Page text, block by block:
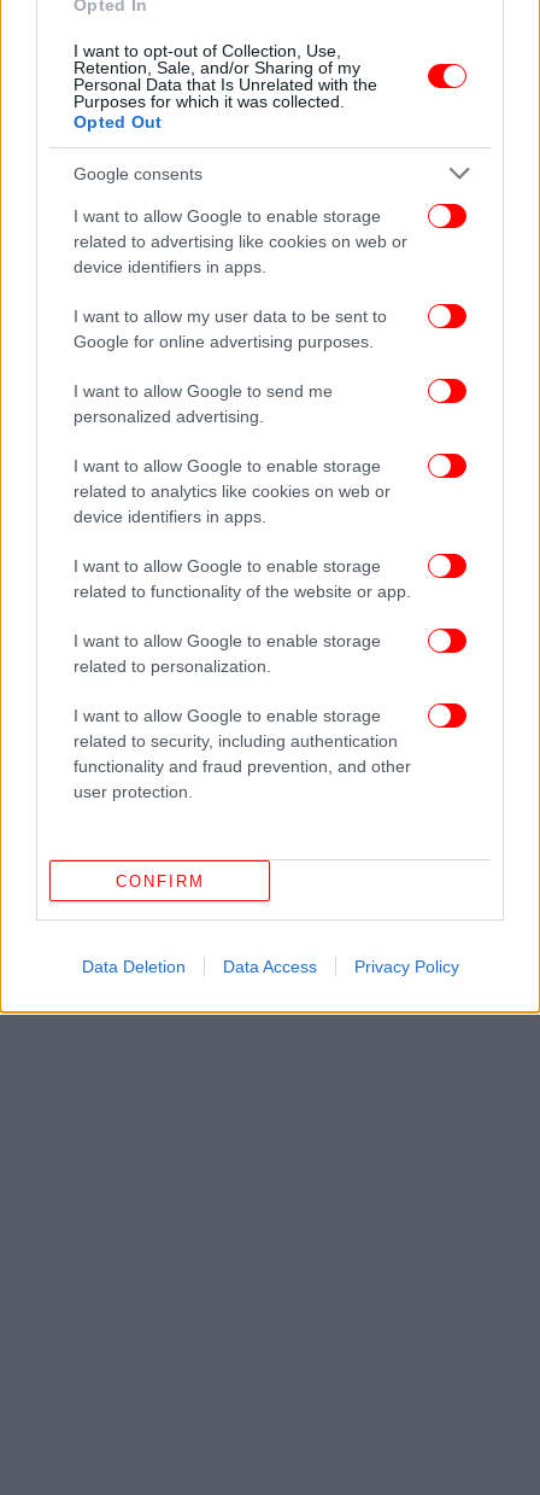
Opted In
I want to opt-out of Collection, Use,
Retention, Sale, and/or Sharing of my
Personal Data that Is Unrelated with the
Purposes for which it was collected.
Opted Out
Google consents
I want to allow Google to enable storage
related to advertising like cookies on web or
device identifiers in apps.
I want to allow my user data to be sent to
Google for online advertising purposes.
I want to allow Google to send me
personalized advertising.
I want to allow Google to enable storage
related to analytics like cookies on web or
device identifiers in apps.
I want to allow Google to enable storage
related to functionality of the website or app.
I want to allow Google to enable storage
related to personalization.
I want to allow Google to enable storage
related to security, including authentication
functionality and fraud prevention, and other
user protection.
CONFIRM
Data Deletion Data Access Privacy Policy
Η κυβέρνηση ΣΥΡΙΖΑ συνεχίζει να παρακολουθεί
μοιρολατρικά την περαιτέρω απαξίωση της ΔΕΗ
χωρίς να παραθέτει κάποιο σχέδιο διάσωσης, παρά
πραγματικότητα.
Ο κ. Σταθάκης οφείλει σε κάθε περίπτωση να
απαντήσει εάν συμφωνεί με τον Πρόεδρο της
εταιρείας ότι οι νομοθετικές πρωτοβουλίες της
κυβέρνησης ΣΥΡΙΖΑ κόστισαν στη ΔΕΗ πάνω από 1
ζημιές.
Ακόμη περισσότερο -και επειδή τυχόν μια
κατάρρευση της ΔΕΗ θα παρασύρει μαζί της και το
σύνολο της οικονομίας- οφείλει άμεσα να εξηγήσει
συμφέροντα των πολιτών και του δημόσιου και να
μπει επιτέλους φρένο στη διαρκή απαξίωση της
ΔΕΗ».
Ακολουθήστε το στο Google News
και μάθετε
πρώτοι όλες τις ειδήσεις
Δείτε όλες τις τελευταίες
ΔΙΑΒΑΣΤΕ ΠΕΡΙΣΣΟΤΕΡΑ